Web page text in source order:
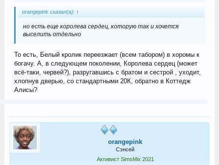
orangepink сказал(а): ↑
но есть еще королева сердец, которую так и хочется
выселить отдельно
То есть, Белый кролик переезжает (всем табором) в хоромы к
богачу. А, в следующем поколении, Королева сердец (может
всё-таки, червей?), разругавшись с братом и сестрой , уходит,
хлопнув дверью, со стандартными 20К, обратно в Коттедж
Алисы?
orangepink
Сэнсей
Активист SimsMix 2021